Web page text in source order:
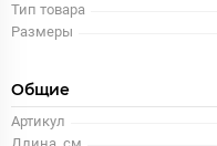
Тип товара
Размеры
Общие
Артикул